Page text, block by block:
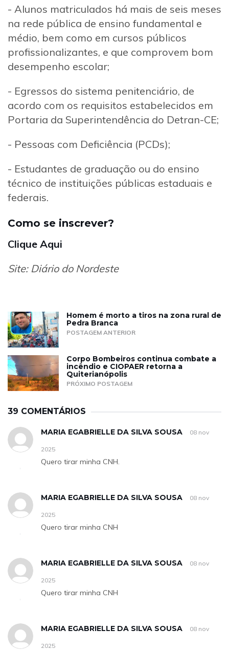
- Alunos matriculados há mais de seis meses
na rede pública de ensino fundamental e
médio, bem como em cursos públicos
profissionalizantes, e que comprovem bom
desempenho escolar;
- Egressos do sistema penitenciário, de
acordo com os requisitos estabelecidos em
Portaria da Superintendência do Detran-CE;
- Pessoas com Deficiência (PCDs);
- Estudantes de graduação ou do ensino
técnico de instituições públicas estaduais e
federais.
Como se inscrever?
Clique Aqui
Site: Diário do Nordeste
Homem é morto a tiros na zona rural de
Pedra Branca
POSTAGEM ANTERIOR
Corpo Bombeiros continua combate a
incêndio e CIOPAER retorna a
Quiterianópolis
PRÓXIMO POSTAGEM
39 COMENTÁRIOS
MARIA EGABRIELLE DA SILVA SOUSA 08 nov
2025
Quero tirar minha CNH.
MARIA EGABRIELLE DA SILVA SOUSA 08 nov
2025
Quero tirar minha CNH
MARIA EGABRIELLE DA SILVA SOUSA 08 nov
2025
Quero tirar minha CNH
MARIA EGABRIELLE DA SILVA SOUSA 08 nov
2025